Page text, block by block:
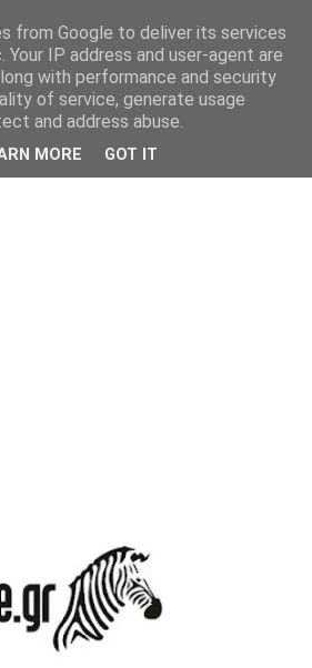
from Google to deliver its services
IP address and user-agent are
with performance and security
of service, generate usage
and address abuse.
MORE GOT IT